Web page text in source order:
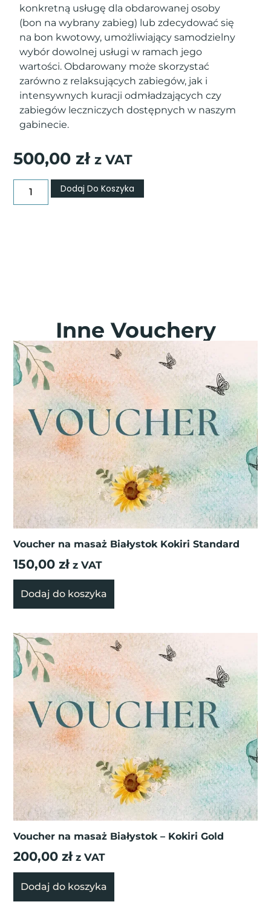
konkretną usługę dla obdarowanej osoby
(bon na wybrany zabieg) lub zdecydować się
na bon kwotowy, umożliwiający samodzielny
wybór dowolnej usługi w ramach jego
wartości. Obdarowany może skorzystać
zarówno z relaksujących zabiegów, jak i
intensywnych kuracji odmładzających czy
zabiegów leczniczych dostępnych w naszym
gabinecie.
500,00 zł z VAT
Dodaj Do Koszyka
Inne Vouchery
Voucher na masaż Białystok Kokiri Standard
150,00zł z VAT
Dodaj do koszyka
Voucher na masaż Białystok – Kokiri Gold
200,00zł z VAT
Dodaj do koszyka